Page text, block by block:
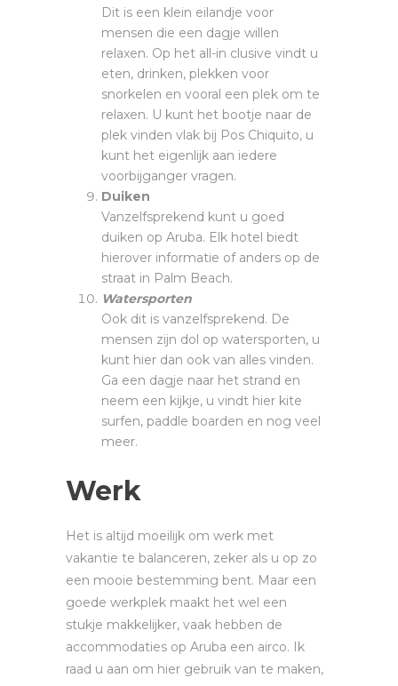
Dit is een klein eilandje voor
mensen die een dagje willen
relaxen. Op het all-in clusive vindt u
eten, drinken, plekken voor
snorkelen en vooral een plek om te
relaxen. U kunt het bootje naar de
plek vinden vlak bij Pos Chiquito, u
kunt het eigenlijk aan iedere
voorbijganger vragen.
Duiken
Vanzelfsprekend kunt u goed
duiken op Aruba. Elk hotel biedt
hierover informatie of anders op de
straat in Palm Beach.
Watersporten
Ook dit is vanzelfsprekend. De
mensen zijn dol op watersporten, u
kunt hier dan ook van alles vinden.
Ga een dagje naar het strand en
neem een kijkje, u vindt hier kite
surfen, paddle boarden en nog veel
meer.
Werk
Het is altijd moeilijk om werk met
vakantie te balanceren, zeker als u op zo
een mooie bestemming bent. Maar een
goede werkplek maakt het wel een
stukje makkelijker, vaak hebben de
accommodaties op Aruba een airco. Ik
raad u aan om hier gebruik van te maken,